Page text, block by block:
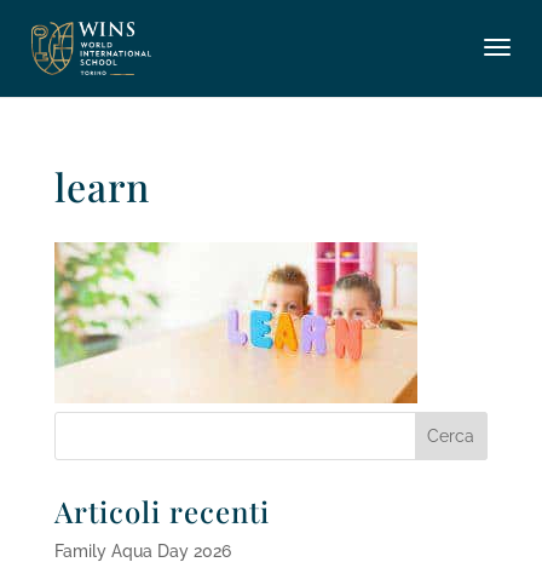
learn
Articoli recenti
Family Aqua Day 2026